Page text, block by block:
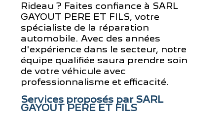
Rideau ? Faites confiance à SARL
GAYOUT PERE ET FILS, votre
spécialiste de la réparation
automobile. Avec des années
d'expérience dans le secteur, notre
équipe qualifiée saura prendre soin
de votre véhicule avec
professionnalisme et efficacité.
Services proposés par SARL
GAYOUT PERE ET FILS